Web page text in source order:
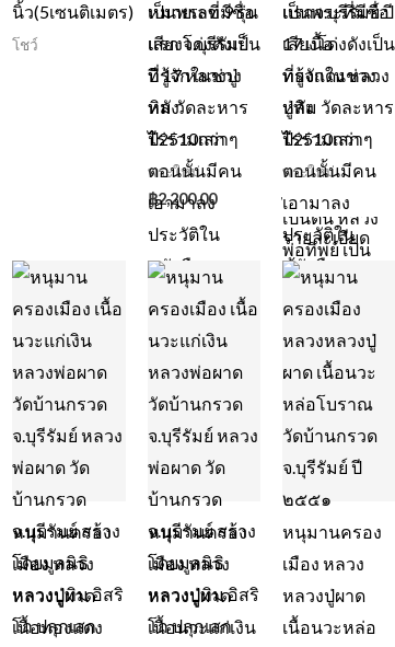
นิ้ว(5เซนติเมตร)
โชว์
หมายเลข 9 รุ่น
แรก จ.บุรีรัมย์
ปี 17 หลวงปู่
ทิม วัดละหาร
ไร่ร่วมเสก
พระใหม่
฿2,200.00
แรกจ.บุรีรัมย์ ปี
17 เนื้อ
ทองแดง หลวง
ปู่ทิม วัดละหาร
ไร่ร่วมเสก
พระใหม่
หนุมานครอง
เมือง หลวง
หลวงปู่ผาด
เนื้อทองแดง
หนุมานครอง
เมือง หลวง
หลวงปู่ผาด
เนื้อนวะแก่เงิน
หนุมานครอง
เมือง หลวง
หลวงปู่ผาด
เนื้อนวะหล่อ